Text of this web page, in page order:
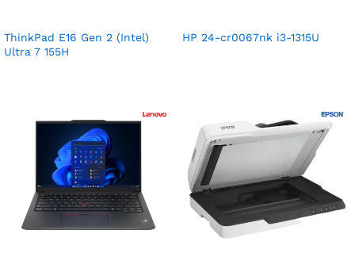
ThinkPad E16 Gen 2 (Intel)
Ultra 7 155H
HP 24-cr0067nk i3-1315U